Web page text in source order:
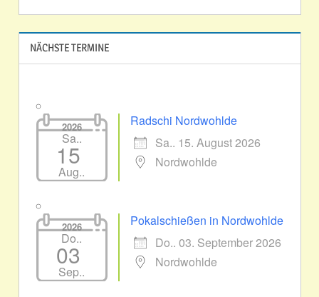
NÄCHSTE TERMINE
2026
Sa..
15
Aug..
Radschi Nordwohlde
Sa.. 15. August 2026
Nordwohlde
2026
Do..
03
Sep..
Pokalschießen in Nordwohlde
Do.. 03. September 2026
Nordwohlde